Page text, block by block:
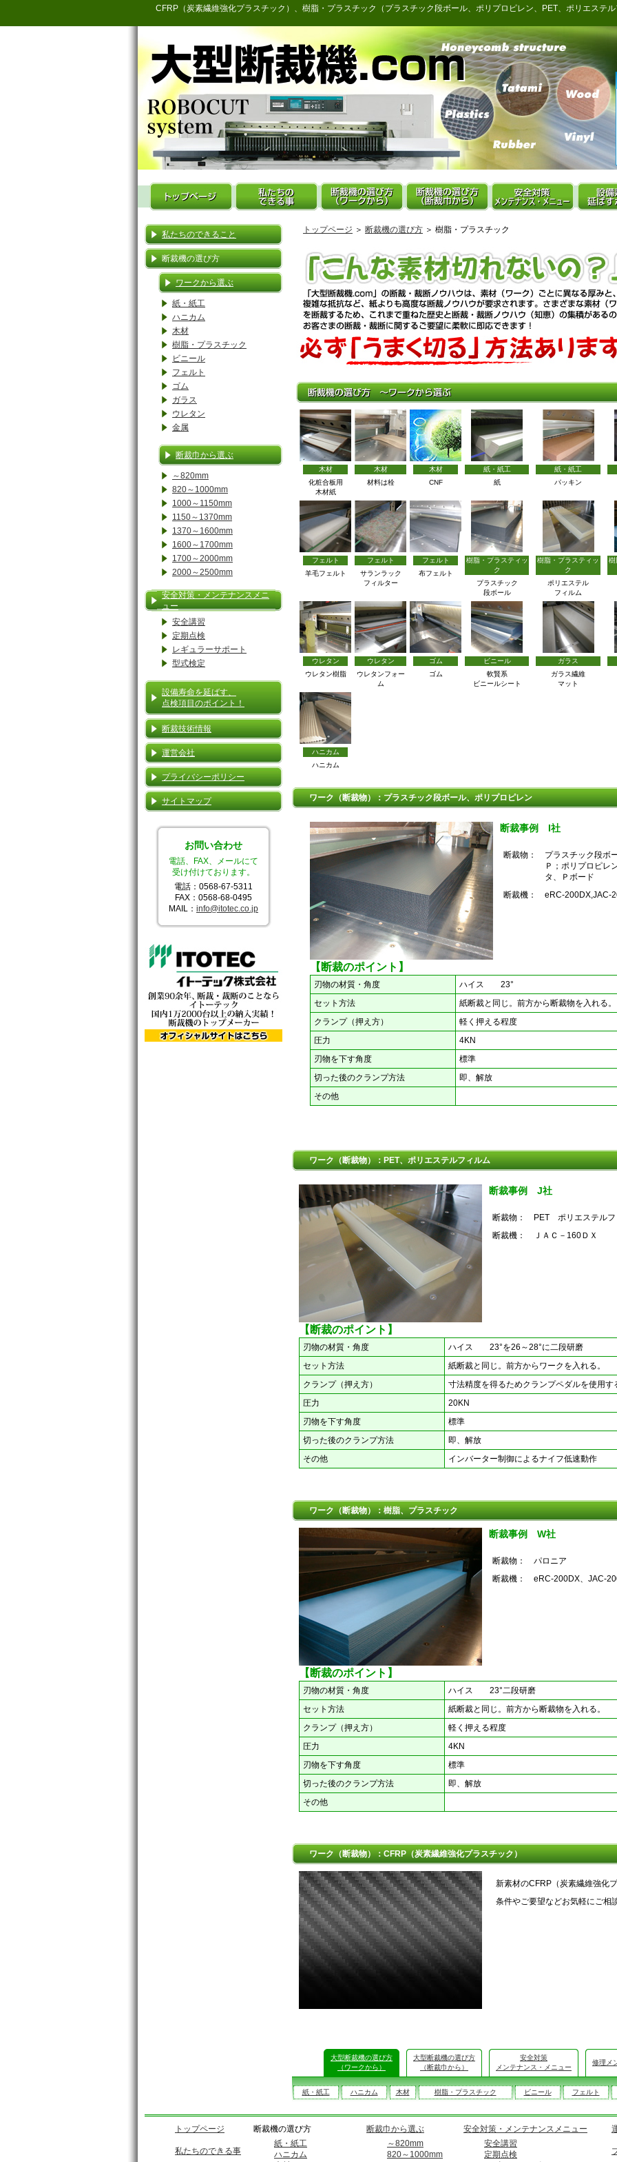
CFRP（炭素繊維強化プラスチック）、樹脂・プラスチック（プラスチック段ボール、ポリプロピレン、PET、ポリエステ
私たちのできること
断裁機の選び方
ワークから選ぶ
紙・紙工
ハニカム
木材
樹脂・プラスチック
ビニール
フェルト
ゴム
ガラス
ウレタン
金属
断裁巾から選ぶ
～820mm
820～1000mm
1000～1150mm
1150～1370mm
1370～1600mm
1600～1700mm
1700～2000mm
2000～2500mm
安全対策・メンテナンスメニ
ュー
安全講習
定期点検
レギュラーサポート
型式検定
設備寿命を延ばす、
点検項目のポイント！
断裁技術情報
運営会社
プライバシーポリシー
サイトマップ
お問い合わせ
電話、FAX、メールにて
受け付けております。
電話：0568-67-5311
FAX：0568-68-0495
MAIL： info@itotec.co.jp
トップページ ＞ 断裁機の選び方 ＞ 樹脂・プラスチック
木材
化粧合板用
木材紙
木材
材料は栓
木材
CNF
紙・紙工
紙
紙・紙工
パッキン
フェルト
羊毛フェルト
フェルト
サランラック
フィルター
フェルト
布フェルト
樹脂・プラスティッ
ク
プラスチック
段ボール
樹脂・プラスティッ
ク
ポリエステル
フィルム
樹
ウレタン
ウレタン樹脂
ウレタン
ウレタンフォー
ム
ゴム
ゴム
ビニール
軟賢系
ビニールシート
ガラス
ガラス繊維
マット
ハニカム
ハニカム
ワーク（断裁物）：プラスチック段ボール、ポリプロピレン
断裁事例 I社
断裁物：
プラスチック段ボ
Ｐ；ポリプロピ
タ、Ｐボード
断裁機：
eRC-200DX,JAC-
【断裁のポイント】
刃物の材質・角度
ハイス 23°
セット方法
紙断裁と同じ。前方から断裁物を入れる。
クランプ（押え方）
軽く押える程度
圧力
4KN
刃物を下す角度
標準
切った後のクランプ方法
即、解放
その他
ワーク（断裁物）：PET、ポリエステルフィルム
断裁事例 J社
断裁物：
PET ポリエステル
断裁機：
ＪＡＣ－160ＤＸ
【断裁のポイント】
刃物の材質・角度
ハイス 23°を26～28°に二段研磨
セット方法
紙断裁と同じ。前方からワークを入れる。
クランプ（押え方）
寸法精度を得るためクランプペダルを使用す
圧力
20KN
刃物を下す角度
標準
切った後のクランプ方法
即、解放
その他
インバーター制御によるナイフ低速動作
ワーク（断裁物）：樹脂、プラスチック
断裁事例 W社
断裁物：
パロニア
断裁機：
eRC-200DX、JAC-
【断裁のポイント】
刃物の材質・角度
ハイス 23°二段研磨
セット方法
紙断裁と同じ。前方から断裁物を入れる。
クランプ（押え方）
軽く押える程度
圧力
4KN
刃物を下す角度
標準
切った後のクランプ方法
即、解放
その他
ワーク（断裁物）：CFRP（炭素繊維強化プラスチック）
新素材のCFRP（炭素繊維強化
条件やご要望などお気軽にご相
大型断裁機の選び方
（ワークから）
大型断裁機の選び方
（断裁巾から）
安全対策
メンテナンス・メニュー
修理メ
紙・紙工 ハニカム 木材 樹脂・プラスチック ビニール フェルト
トップページ
私たちのできる事
断裁機の選び方
紙・紙工
ハニカム
断裁巾から選ぶ
～820mm
820～1000mm
安全対策・メンテナンスメニュー
安全講習
定期点検